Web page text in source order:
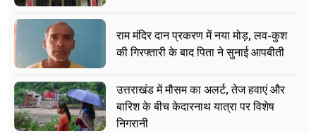
राम मंदिर दान प्रकरण में नया मोड़, लव-कुश
की गिरफ्तारी के बाद पिता ने सुनाई आपबीती
उत्तराखंड में मौसम का अलर्ट, तेज हवाएं और
बारिश के बीच केदारनाथ यात्रा पर विशेष
निगरानी